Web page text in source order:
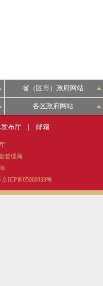
省（区市）政府网站
各区政府网站
布厅 邮箱
管理局
京ICP备05060933号